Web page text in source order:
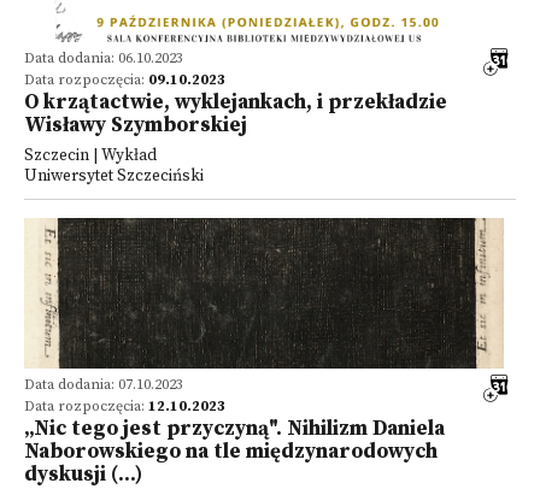
Data dodania: 06.10.2023
Data rozpoczęcia: 09.10.2023
O krzątactwie, wyklejankach, i przekładzie
Wisławy Szymborskiej
Szczecin | Wykład
Uniwersytet Szczeciński
Data dodania: 07.10.2023
Data rozpoczęcia: 12.10.2023
„Nic tego jest przyczyną". Nihilizm Daniela
Naborowskiego na tle międzynarodowych
dyskusji (...)